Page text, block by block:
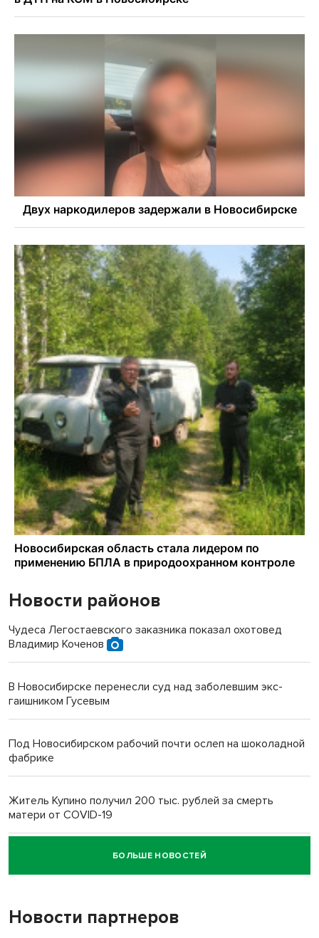
Новости районов
Чудеса Легостаевского заказника показал охотовед
Владимир Коченов
В Новосибирске перенесли суд над заболевшим экс-
гаишником Гусевым
Под Новосибирском рабочий почти ослеп на шоколадной
фабрике
Житель Купино получил 200 тыс. рублей за смерть
матери от COVID-19
Новосибирский суд наказал водителя за смерть
пенсионерки на вокзале
БОЛЬШЕ НОВОСТЕЙ
Новости партнеров